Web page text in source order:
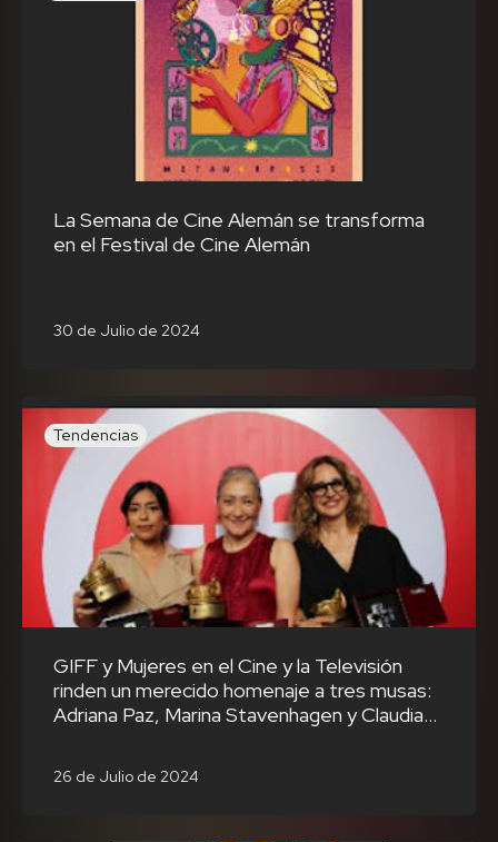
La Semana de Cine Alemán se transforma
en el Festival de Cine Alemán
30 de Julio de 2024
Tendencias
GIFF y Mujeres en el Cine y la Televisión
rinden un merecido homenaje a tres musas:
Adriana Paz, Marina Stavenhagen y Claudia
26 de Julio de 2024